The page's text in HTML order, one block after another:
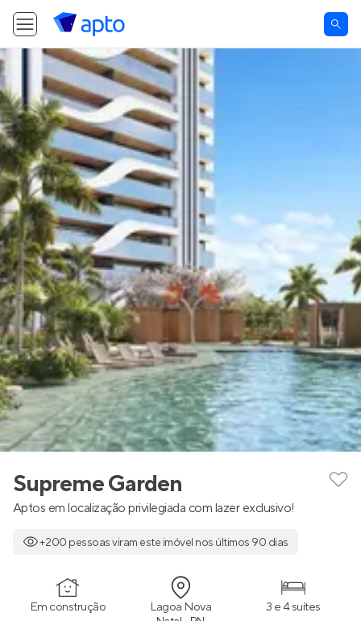
Supreme Garden
Aptos em localização privilegiada com lazer exclusivo!
+200 pessoas viram este imóvel nos últimos 90 dias
Em construção Lagoa Nova 3 e 4 suítes